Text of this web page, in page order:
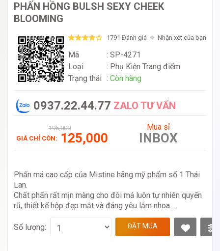
PHẤN HỒNG BULSH SEXY CHEEK
BLOOMING
1791 Đánh giá Nhận xét của bạn
Mã
: SP-4271
Loại
: Phụ Kiện Trang điểm
Trạng thái : Còn hàng
0937.22.44.77 ZALO TƯ VẤN
195,000
GIÁ CHỈ CÒN: 125,000
Mua sỉ
INBOX
Phấn má cao cấp của Mistine hãng mỹ phẩm số 1 Thái
Lan.
Chất phấn rất mịn màng cho đôi má luôn tự nhiên quyến
rũ, thiết kế hộp đẹp mắt và đáng yêu lắm nhoa.....
Số lượng: ĐẶT MUA